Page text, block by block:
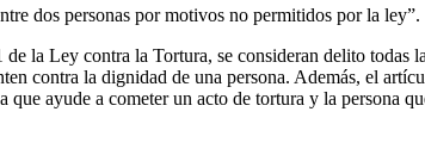
dos personas por motivos no permitidos por la ley”.
la Ley contra la Tortura, se consideran delito todas
contra la dignidad de una persona. Además, el
que ayude a cometer un acto de tortura y la persona